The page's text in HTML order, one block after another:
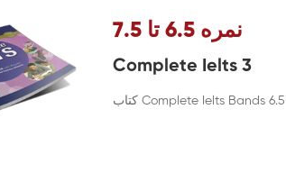
نمره 6.5 تا 7.5
Complete Ielts 3